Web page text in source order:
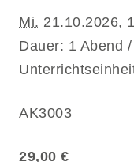
Mi. 21.10.2026,
Dauer: 1 Abend
AK3003
29,00 €